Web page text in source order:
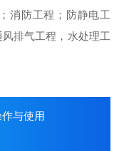
消防工程；防静电工
排气工程，水处理工
与使用